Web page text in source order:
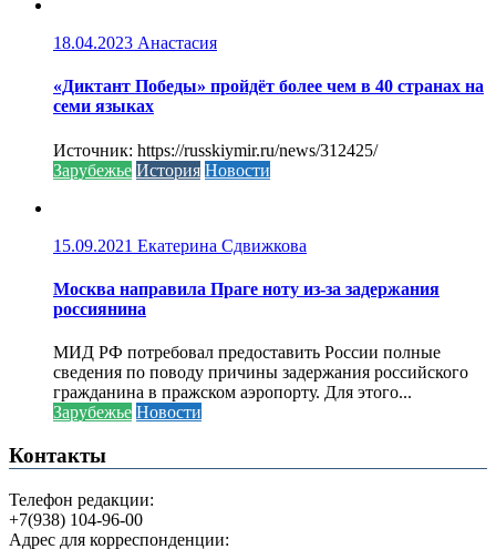
18.04.2023 Анастасия
«Диктант Победы» пройдёт более чем в 40 странах на
семи языках
Источник: https://russkiymir.ru/news/312425/
Зарубежье История Новости
15.09.2021 Екатерина Сдвижкова
Москва направила Праге ноту из-за задержания
россиянина
МИД РФ потребовал предоставить России полные
сведения по поводу причины задержания российского
гражданина в пражском аэропорту. Для этого...
Зарубежье Новости
Контакты
Телефон редакции:
+7(938) 104-96-00
Адрес для корреспонденции: